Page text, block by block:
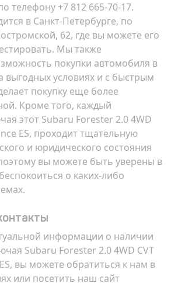
телефону +7 812 665-70-17.
в Санкт-Петербурге, по
62, где вы можете его
Мы также
покупки автомобиля в
выгодных условиях и с быстрым
покупку еще более
Кроме того, каждый
этот Subaru Forester 2.0 4WD
ES, проходит тщательную
и юридического состояния
вы можете быть уверены в
о каких-либо
информации о наличии
Subaru Forester 2.0 4WD CVT
вы можете обратиться к нам в
или посетить наш сайт